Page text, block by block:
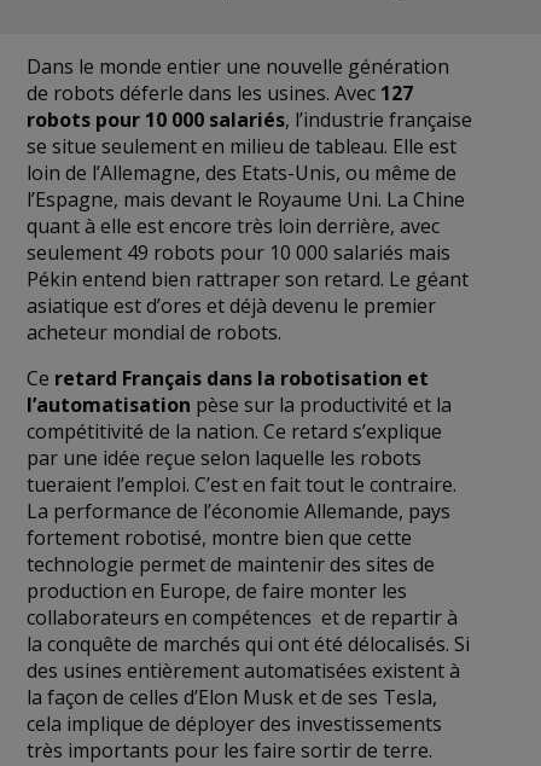
Dans le monde entier une nouvelle génération
de robots déferle dans les usines. Avec 127
robots pour 10 000 salariés, l’industrie française
se situe seulement en milieu de tableau. Elle est
loin de l’Allemagne, des Etats-Unis, ou même de
l’Espagne, mais devant le Royaume Uni. La Chine
quant à elle est encore très loin derrière, avec
seulement 49 robots pour 10 000 salariés mais
Pékin entend bien rattraper son retard. Le géant
asiatique est d’ores et déjà devenu le premier
acheteur mondial de robots.
Ce retard Français dans la robotisation et
l’automatisation pèse sur la productivité et la
compétitivité de la nation. Ce retard s’explique
par une idée reçue selon laquelle les robots
tueraient l’emploi. C’est en fait tout le contraire.
La performance de l’économie Allemande, pays
fortement robotisé, montre bien que cette
technologie permet de maintenir des sites de
production en Europe, de faire monter les
collaborateurs en compétences et de repartir à
la conquête de marchés qui ont été délocalisés. Si
des usines entièrement automatisées existent à
la façon de celles d’Elon Musk et de ses Tesla,
cela implique de déployer des investissements
très importants pour les faire sortir de terre.